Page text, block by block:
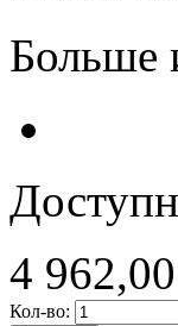
Больше
4
Кол-во: